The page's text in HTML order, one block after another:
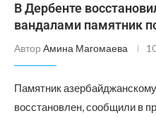
В Дербенте
вандалами памятник
Автор Амина Магомаева
Памятник
восстановлен, сообщили в